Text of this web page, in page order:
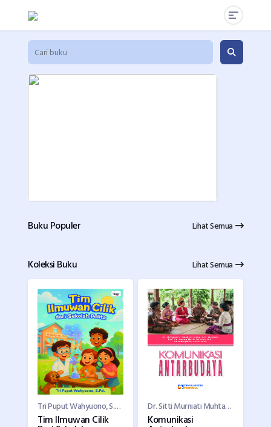
Buku Populer Lihat Semua
Koleksi Buku Lihat Semua
Tri Puput Wahyuono, S.Pd.
Tim Ilmuwan Cilik
Dr. Sitti Murniati Muhtar, S.Sos., S.H., M.I.Kom., Prof. Dr. Jeanny Maria Fatimah, M.Si., dan Dr. Indrayanti, S.Sos., M.Si.
Komunikasi